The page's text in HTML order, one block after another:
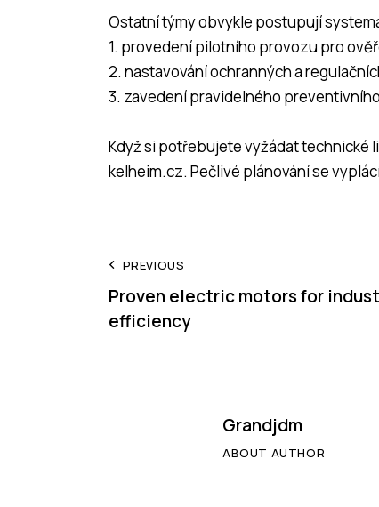
Ostatní týmy obvykle postupují
1. provedení pilotního provozu pro
2. nastavování ochranných a
3. zavedení pravidelného
Když si potřebujete vyžádat technické
kelheim.cz. Pečlivé plánování se
Post
navigation
PREVIOUS
Proven electric motors for
efficiency
Grandjdm
ABOUT AUTHOR